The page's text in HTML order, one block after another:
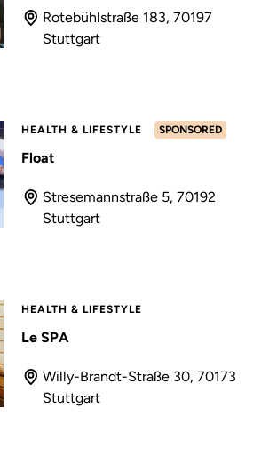
Rotebühlstraße 183, 70197
Stuttgart
HEALTH & LIFESTYLE SPONSORED
Float
Stresemannstraße 5, 70192
Stuttgart
HEALTH & LIFESTYLE
Le SPA
Willy-Brandt-Straße 30, 70173
Stuttgart